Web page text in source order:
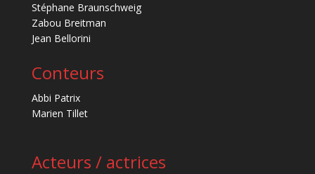
Stéphane Braunschweig
Zabou Breitman
Jean Bellorini
Conteurs
Abbi Patrix
Marien Tillet
Acteurs / actrices